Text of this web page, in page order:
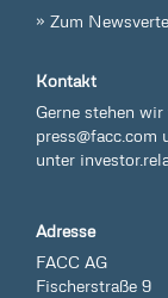
» Zum
Kontakt
Gerne stehen
press@facc.com
unter
Adresse
FACC AG
Fischerstraße 9